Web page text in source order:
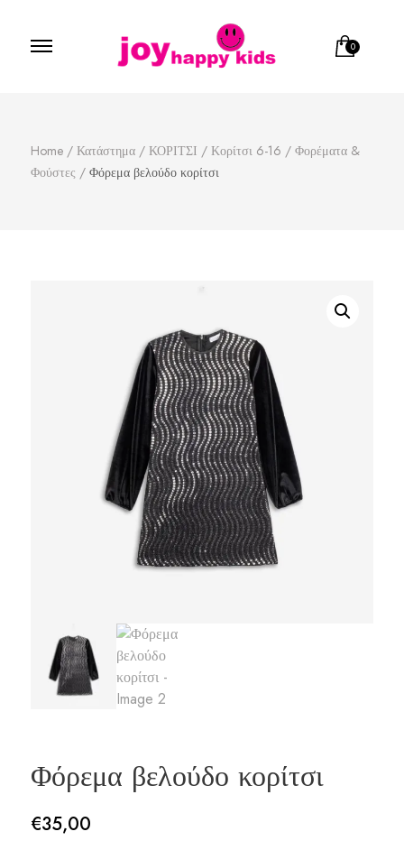
0
Home / Κατάστημα / ΚΟΡΙΤΣΙ / Κορίτσι 6-16 / Φορέματα &
Φούστες / Φόρεμα βελούδο κορίτσι
Φόρεμα βελούδο κορίτσι
€35,00